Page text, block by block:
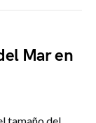
Mar en